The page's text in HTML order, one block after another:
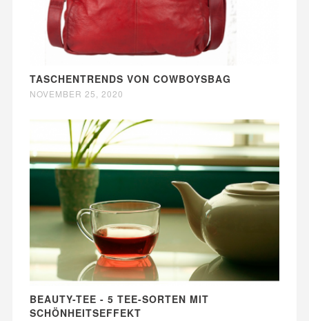
TASCHENTRENDS VON COWBOYSBAG
NOVEMBER 25, 2020
BEAUTY-TEE - 5 TEE-SORTEN MIT
SCHÖNHEITSEFFEKT